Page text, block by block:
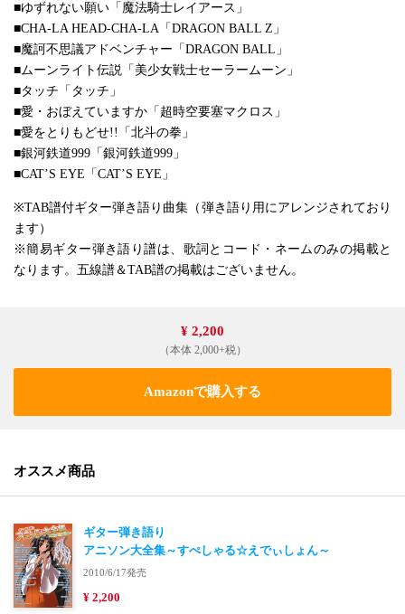
■ゆずれない願い「魔法騎士レイアース」
■CHA-LA HEAD-CHA-LA「DRAGON BALL Z」
■魔訶不思議アドベンチャー「DRAGON BALL」
■ムーンライト伝説「美少女戦士セーラームーン」
■タッチ「タッチ」
■愛・おぼえていますか「超時空要塞マクロス」
■愛をとりもどせ!!「北斗の拳」
■銀河鉄道999「銀河鉄道999」
■CAT’S EYE「CAT’S EYE」
※TAB譜付ギター弾き語り曲集（弾き語り用にアレンジされており
ます）
※簡易ギター弾き語り譜は、歌詞とコード・ネームのみの掲載と
なります。五線譜＆TAB譜の掲載はございません。
¥ 2,200
（本体 2,000+税）
Amazonで購入する
オススメ商品
ギター弾き語り
アニソン大全集～すぺしゃる☆えでぃしょん～
2010/6/17発売
¥ 2,200